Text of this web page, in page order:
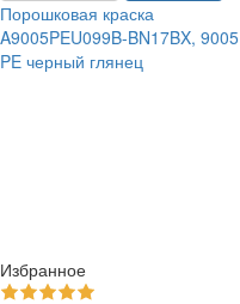
Порошковая краска
A9005PEU099B-BN17BX, 9005
PE черный глянец
Избранное